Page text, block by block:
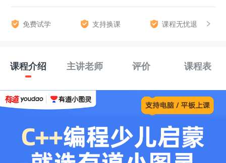
免费试学 支持换课 课程无忧退
课程介绍 主讲老师 评价 课程表